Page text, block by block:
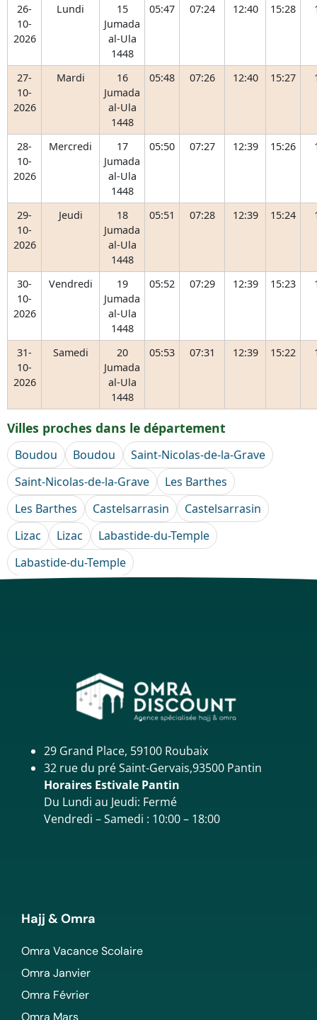
26-
10-
2026
Lundi
15
Jumada
al-Ula
1448
05:47 07:24 12:40 15:28
27-
10-
2026
Mardi
16
Jumada
al-Ula
1448
05:48 07:26 12:40 15:27
28-
10-
2026
Mercredi
17
Jumada
al-Ula
1448
05:50 07:27 12:39 15:26
29-
10-
2026
Jeudi
18
Jumada
al-Ula
1448
05:51 07:28 12:39 15:24
30-
10-
2026
Vendredi
19
Jumada
al-Ula
1448
05:52 07:29 12:39 15:23
31-
10-
2026
Samedi
20
Jumada
al-Ula
1448
05:53 07:31 12:39 15:22
Villes proches dans le département
Boudou Boudou
Saint-Nicolas-de-la-Grave
Saint-Nicolas-de-la-Grave
Les Barthes
Les Barthes
Castelsarrasin
Castelsarrasin
Lizac
Lizac
Labastide-du-Temple
Labastide-du-Temple
29 Grand Place, 59100 Roubaix
32 rue du pré Saint-Gervais,93500 Pantin
Horaires Estivale Pantin
Du Lundi au Jeudi: Fermé
Vendredi – Samedi : 10:00 – 18:00
Hajj & Omra
Omra Vacance Scolaire
Omra Janvier
Omra Février
Omra Mars